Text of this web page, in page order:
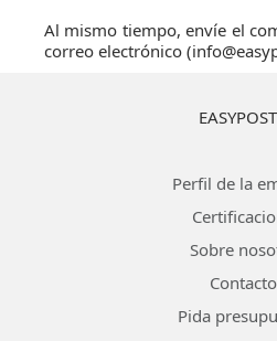
Al mismo tiempo, envíe el
correo electrónico
Perfil de la
Sobre
Pida